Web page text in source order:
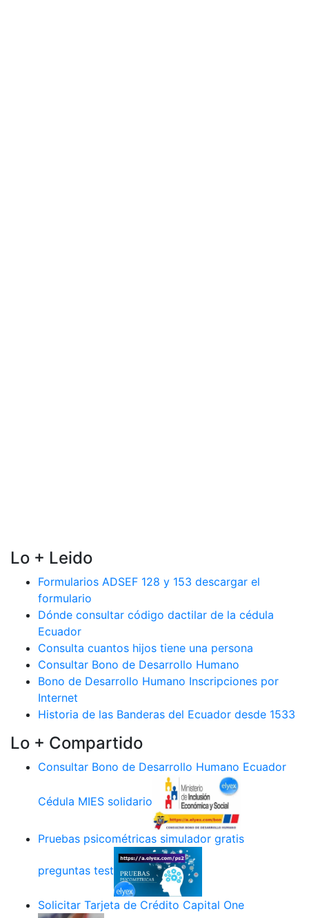
Lo + Leido
Formularios ADSEF 128 y 153 descargar el
formulario
Dónde consultar código dactilar de la cédula
Ecuador
Consulta cuantos hijos tiene una persona
Consultar Bono de Desarrollo Humano
Bono de Desarrollo Humano Inscripciones por
Internet
Historia de las Banderas del Ecuador desde 1533
Lo + Compartido
Consultar Bono de Desarrollo Humano Ecuador
Cédula MIES solidario
Pruebas psicométricas simulador gratis
preguntas test
Solicitar Tarjeta de Crédito Capital One